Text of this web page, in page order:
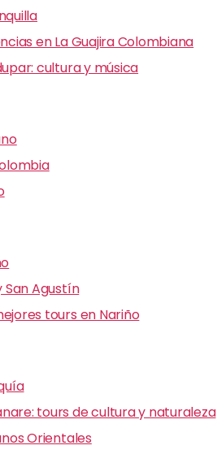
en La Guajira Colombiana
cultura y música
San Agustín
tours en Nariño
tours de cultura y naturaleza
Orientales